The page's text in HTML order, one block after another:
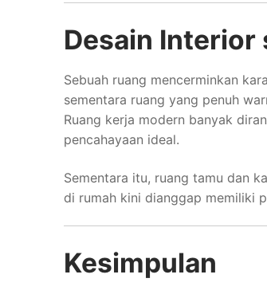
Desain Interior
Sebuah ruang mencerminkan
sementara ruang yang penuh
Ruang kerja modern banyak
pencahayaan ideal.
Sementara itu, ruang tamu dan
di rumah kini dianggap memiliki
Kesimpulan